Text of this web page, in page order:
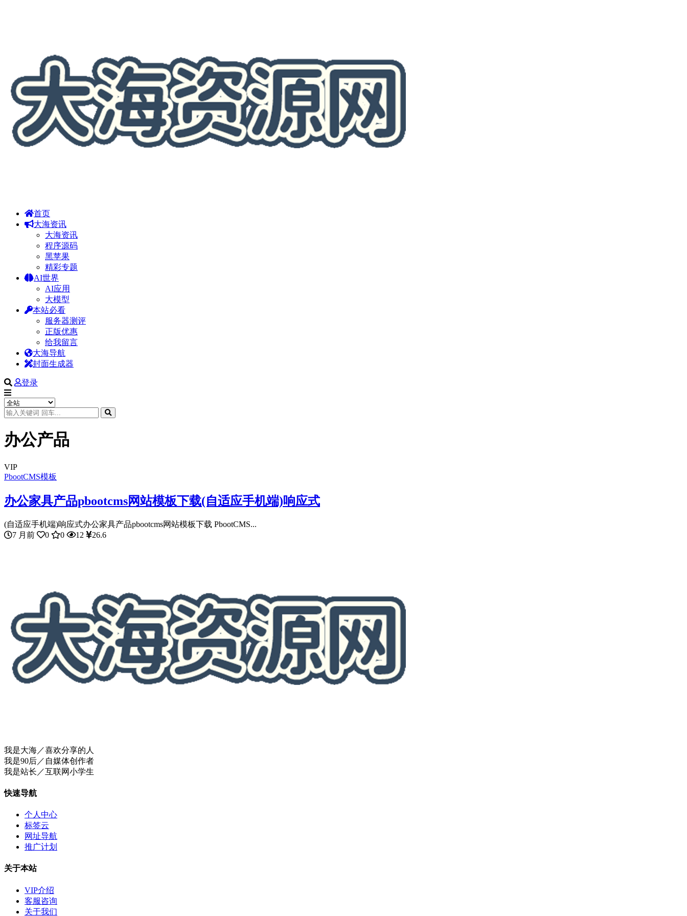
首页
大海资讯
大海资讯
程序源码
黑苹果
精彩专题
AI世界
AI应用
大模型
本站必看
服务器测评
正版优惠
给我留言
大海导航
封面生成器
登录
办公产品
VIP
PbootCMS模板
办公家具产品pbootcms网站模板下载(自适应手机端)响应式
(自适应手机端)响应式办公家具产品pbootcms网站模板下载 PbootCMS...
7 月前
0 0 12 26.6
我是大海／喜欢分享的人
我是90后／自媒体创作者
我是站长／互联网小学生
快速导航
个人中心
标签云
网址导航
推广计划
关于本站
VIP介绍
客服咨询
关于我们